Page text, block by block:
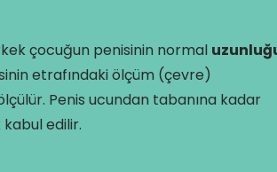
çocuğun penisinin normal
etrafındaki ölçüm (çevre)
Penis ucundan tabanına kadar
edilir.